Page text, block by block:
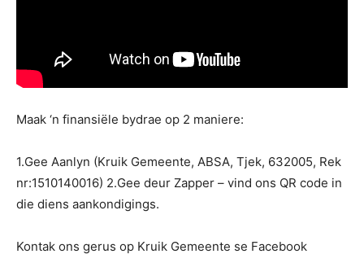
Maak ‘n finansiële bydrae op 2 maniere:
1.Gee Aanlyn (Kruik Gemeente, ABSA, Tjek, 632005, Rek
nr:1510140016) 2.Gee deur Zapper – vind ons QR code in
die diens aankondigings.
Kontak ons gerus op Kruik Gemeente se Facebook